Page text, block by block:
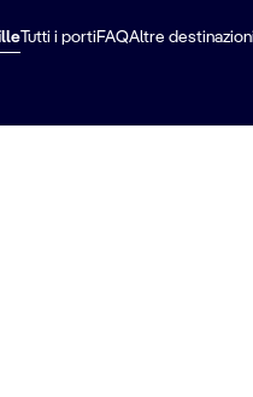
Tutti i portiFAQAltre
Crociera in